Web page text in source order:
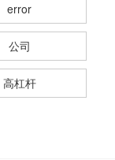
error
公司
高杠杆